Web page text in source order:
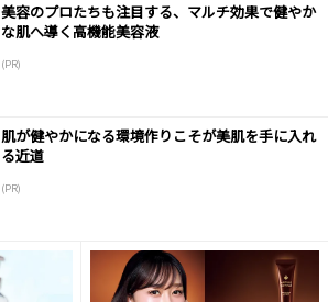
美容のプロたちも注目する、マルチ効果で健やか
な肌へ導く高機能美容液
(PR)
肌が健やかになる環境作りこそが美肌を手に入れ
る近道
(PR)